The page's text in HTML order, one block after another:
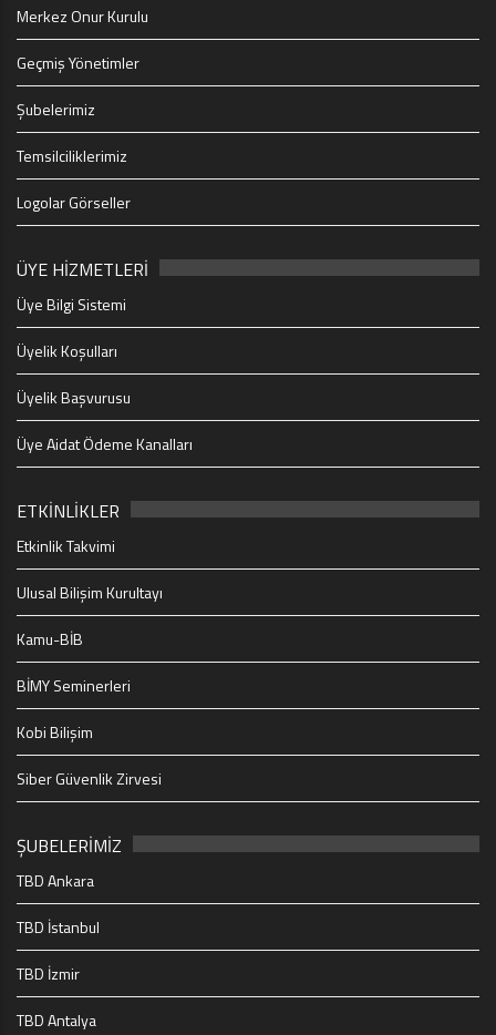
Merkez Onur Kurulu
Geçmiş Yönetimler
Şubelerimiz
Temsilciliklerimiz
Logolar Görseller
ÜYE HİZMETLERİ
Üye Bilgi Sistemi
Üyelik Koşulları
Üyelik Başvurusu
Üye Aidat Ödeme Kanalları
ETKİNLİKLER
Etkinlik Takvimi
Ulusal Bilişim Kurultayı
Kamu-BİB
BİMY Seminerleri
Kobi Bilişim
Siber Güvenlik Zirvesi
ŞUBELERİMİZ
TBD Ankara
TBD İstanbul
TBD İzmir
TBD Antalya